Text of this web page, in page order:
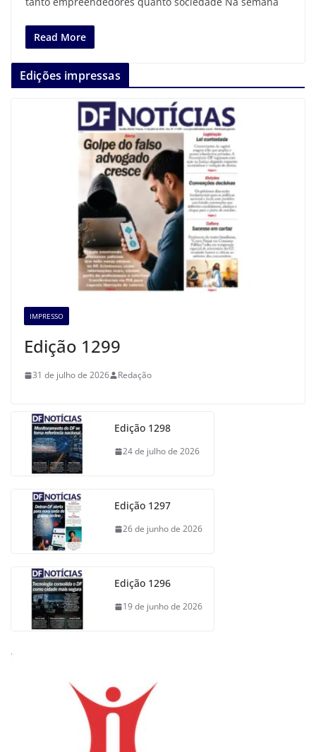
Read More
Edições impressas
IMPRESSO
Edição 1299
31 de julho de 2026 Redação
Edição 1298
24 de julho de 2026
Edição 1297
26 de junho de 2026
Edição 1296
19 de junho de 2026